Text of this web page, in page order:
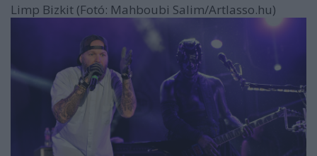
Limp Bizkit (Fotó: Mahboubi Salim/Artlasso.hu)